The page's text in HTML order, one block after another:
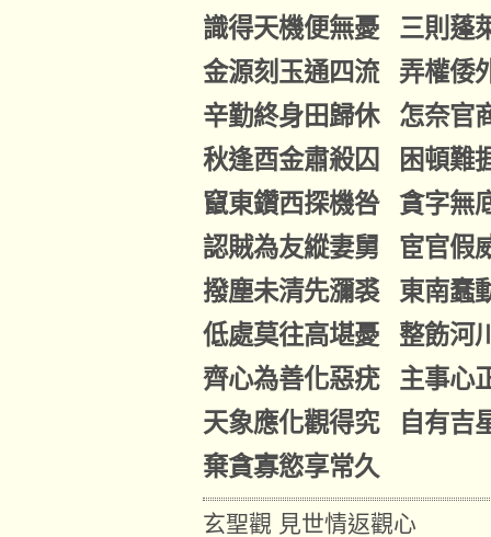
識得天機便無憂 三則蓬
金源刻玉通四流 弄權倭
辛勤終身田歸休 怎奈官
秋逢酉金肅殺囚 困頓難
竄東鑽西探機咎 貪字無
認賊為友縱妻舅 宦官假
撥塵未清先瀰裘 東南蠢
低處莫往高堪憂 整飭河
齊心為善化惡疣 主事
天象應化觀得究 自有吉
棄貪寡慾享常久
玄聖觀 見世情返觀心